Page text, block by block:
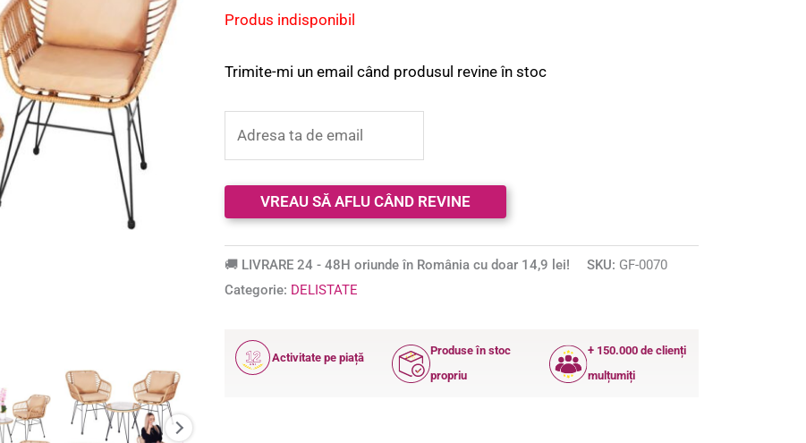
Produs indisponibil
Trimite-mi un email când produsul revine în stoc
🚚 LIVRARE 24 - 48H oriunde în România cu doar 14,9 lei! SKU: GF-0070
Categorie: DELISTATE
12
ANI
Activitate pe piață
Produse în stoc
propriu
+ 150.000 de clienți
mulțumiți